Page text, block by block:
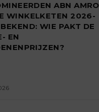
ABN AMRO
WINKELKETEN 2026-
WIE PAKT DE
EN